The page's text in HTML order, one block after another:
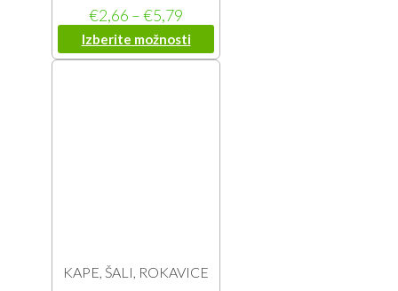
€2,66 –€5,79
Izberite možnosti
KAPE, ŠALI, ROKAVICE